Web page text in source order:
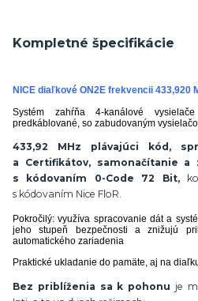
Kompletné špecifikácie
NICE diaľkové ON2E frekvencii 433,920
Systém zahŕňa 4-kanálové
predkáblované, so zabudovaným
433,92 MHz plávajúci kód,
a Certifikátov, samonačítanie a
s kódovaním 0-Code 72 Bit,
s kódovaním Nice FloR.
Pokročilý: využíva spracovanie dát a
jeho stupeň bezpečnosti a znižujú
automatického zariadenia
Praktické ukladanie do pamäte, aj na
Bez priblíženia sa k pohonu je